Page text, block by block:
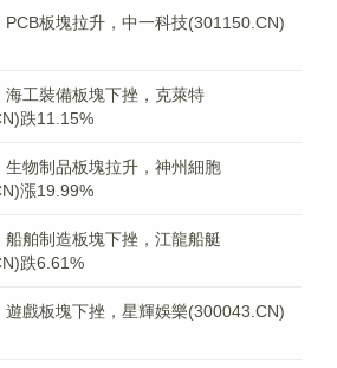
PCB板塊拉升，中一科技(301150.CN)
海工裝備板塊下挫，克萊特
跌11.15%
生物制品板塊拉升，神州細胞
漲19.99%
船舶制造板塊下挫，江龍船艇
跌6.61%
遊戲板塊下挫，星輝娛樂(300043.CN)